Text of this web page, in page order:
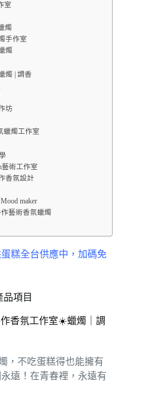
室
燭
手作室
燭
燭 | 調香
坊
蠟燭工作室
藝術工作室
香氛設計
maker
藝術香氛蠟燭
糕全台供應中，加碼免
品項目
香氛工作室☀️蠟燭｜調
，不吃蛋糕得也能擁有
遠！在青春裡，永遠有